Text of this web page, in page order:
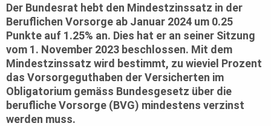
Der Bundesrat hebt den Mindestzinssatz in der
Beruflichen Vorsorge ab Januar 2024 um 0.25
Punkte auf 1.25% an. Dies hat er an seiner Sitzung
vom 1. November 2023 beschlossen. Mit dem
Mindestzinssatz wird bestimmt, zu wieviel Prozent
das Vorsorgeguthaben der Versicherten im
Obligatorium gemäss Bundesgesetz über die
berufliche Vorsorge (BVG) mindestens verzinst
werden muss.